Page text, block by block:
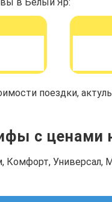
поездки,
с ценами
Комфорт, Универсал,